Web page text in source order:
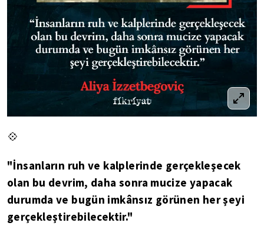
💠
"İnsanların ruh ve kalplerinde gerçekleşecek
olan bu devrim, daha sonra mucize yapacak
durumda ve bugün imkânsız görünen her şeyi
gerçekleştirebilecektir."